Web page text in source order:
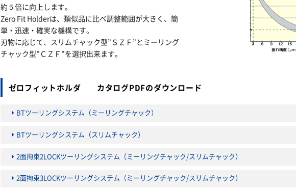
約５倍に向上します。
Zero Fit Holderは、類似品に比べ調整範囲が大きく、簡
単・迅速・確実な機構です。
刃物に応じて、スリムチャック型”ＳＺＦ”とミーリング
チャック型”ＣＺＦ”を選択出来ます。
ゼロフィットホルダ カタログPDFのダウンロード
BTツーリングシステム（ミーリングチャック）
BTツーリングシステム（スリムチャック）
2面拘束2LOCKツーリングシステム（ミーリングチャック/スリムチャック）
2面拘束3LOCKツーリングシステム（ミーリングチャック/スリムチャック）